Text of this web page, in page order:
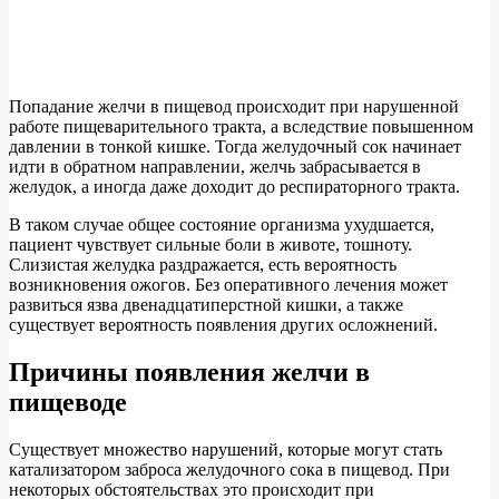
Попадание желчи в пищевод происходит при нарушенной
работе пищеварительного тракта, а вследствие повышенном
давлении в тонкой кишке. Тогда желудочный сок начинает
идти в обратном направлении, желчь забрасывается в
желудок, а иногда даже доходит до респираторного тракта.
В таком случае общее состояние организма ухудшается,
пациент чувствует сильные боли в животе, тошноту.
Слизистая желудка раздражается, есть вероятность
возникновения ожогов. Без оперативного лечения может
развиться язва двенадцатиперстной кишки, а также
существует вероятность появления других осложнений.
Причины появления желчи в
пищеводе
Существует множество нарушений, которые могут стать
катализатором заброса желудочного сока в пищевод. При
некоторых обстоятельствах это происходит при